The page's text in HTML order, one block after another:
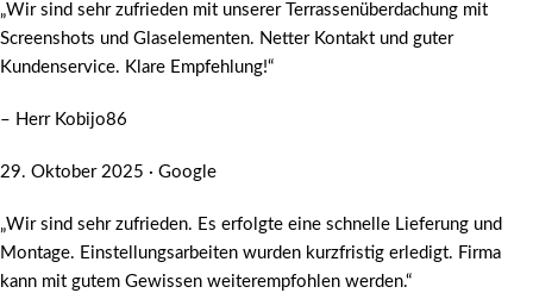
„Wir sind sehr zufrieden mit unserer Terrassenüberdachung mit
Screenshots und Glaselementen. Netter Kontakt und guter
Kundenservice. Klare Empfehlung!“
– Herr Kobijo86
29. Oktober 2025 · Google
„Wir sind sehr zufrieden. Es erfolgte eine schnelle Lieferung und
Montage. Einstellungsarbeiten wurden kurzfristig erledigt. Firma
kann mit gutem Gewissen weiterempfohlen werden.“